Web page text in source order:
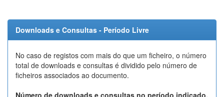
Downloads e Consultas - Período Livre
No caso de registos com mais do que um ficheiro, o número
total de downloads e consultas é dividido pelo número de
ficheiros associados ao documento.
Número de downloads e consultas no período indicado.